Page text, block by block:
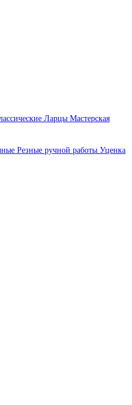
Ларцы Мастерская
Резные ручной работы Уценка